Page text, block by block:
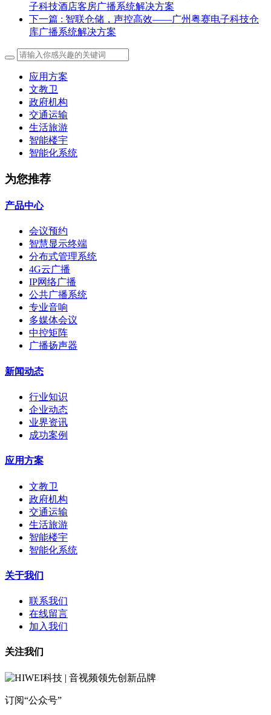
子科技酒店客房广播系统解决方案
下一篇 : 智联仓储，声控高效——广州粤赛电子科技仓
库广播系统解决方案
应用方案
文教卫
政府机构
交通运输
生活旅游
智能楼宇
智能化系统
为您推荐
产品中心
会议预约
智慧显示终端
分布式管理系统
4G云广播
IP网络广播
公共广播系统
专业音响
多媒体会议
中控矩阵
广播扬声器
新闻动态
行业知识
企业动态
业界资讯
成功案例
应用方案
文教卫
政府机构
交通运输
生活旅游
智能楼宇
智能化系统
关于我们
联系我们
在线留言
加入我们
关注我们
订阅“公众号”